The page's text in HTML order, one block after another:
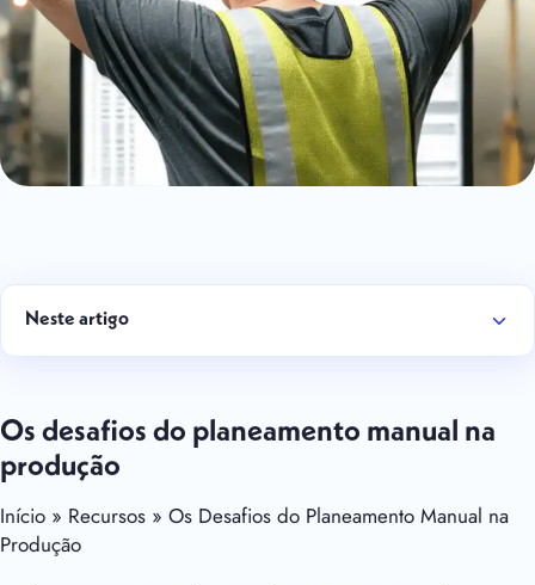
Neste artigo
Os desafios do planeamento manual na
produção
Início » Recursos » Os Desafios do Planeamento Manual na
Produção